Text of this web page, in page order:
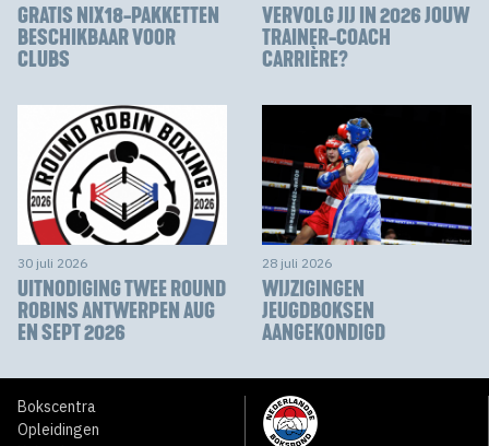
GRATIS NIX18-PAKKETTEN
BESCHIKBAAR VOOR
CLUBS
VERVOLG JIJ IN 2026 JOUW
TRAINER-COACH
CARRIÈRE?
30 juli 2026
UITNODIGING TWEE ROUND
ROBINS ANTWERPEN AUG
EN SEPT 2026
28 juli 2026
WIJZIGINGEN
JEUGDBOKSEN
AANGEKONDIGD
Bokscentra
Opleidingen